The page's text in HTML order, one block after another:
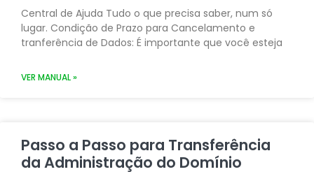
Central de Ajuda Tudo o que precisa saber, num só
lugar. Condição de Prazo para Cancelamento e
tranferência de Dados: É importante que você esteja
VER MANUAL »
Passo a Passo para Transferência
da Administração do Domínio